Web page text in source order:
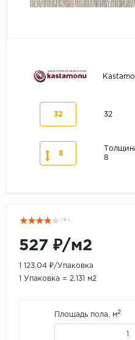
32 32
8
8
( 6 )
527 ₽/м2
1 123.04 ₽/Упаковка
1 Упаковка = 2.131 м2
Площадь пола, м2